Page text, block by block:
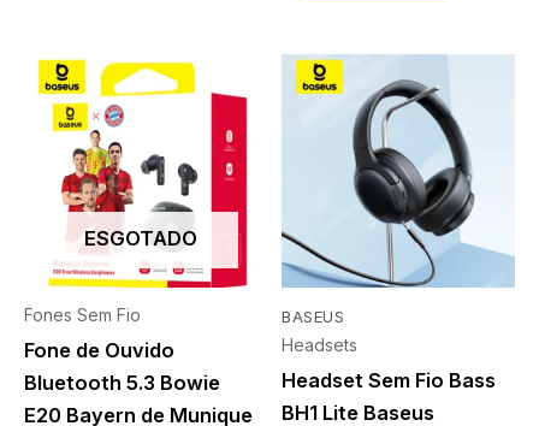
ESGOTADO
Fones Sem Fio
Fone de Ouvido
Bluetooth 5.3 Bowie
E20 Bayern de Munique
BASEUS
Headsets
Headset Sem Fio Bass
BH1 Lite Baseus